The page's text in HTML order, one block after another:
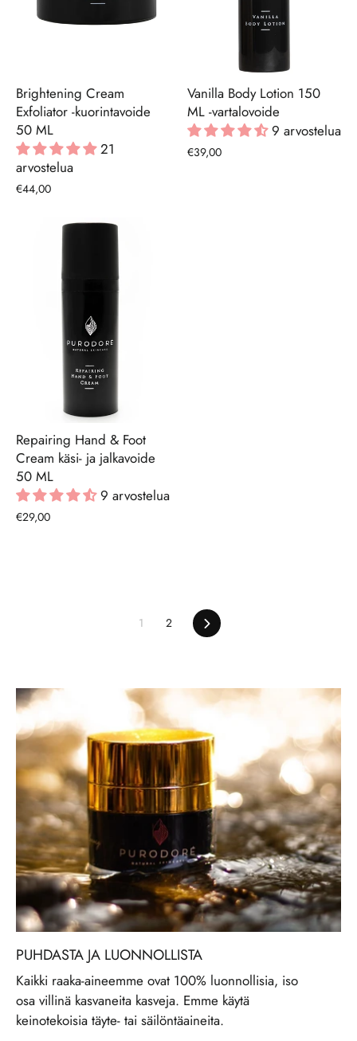
Brightening Cream
Exfoliator -kuorintavoide
50 ML
21
arvostelua
€44,00
Vanilla Body Lotion 150
ML -vartalovoide
9 arvostelua
€39,00
Repairing Hand & Foot
Cream käsi- ja jalkavoide
50 ML
9 arvostelua
€29,00
1 2 Seuraava
PUHDASTA JA LUONNOLLISTA
Kaikki raaka-aineemme ovat 100% luonnollisia, iso
osa villinä kasvaneita kasveja. Emme käytä
keinotekoisia täyte- tai säilöntäaineita.